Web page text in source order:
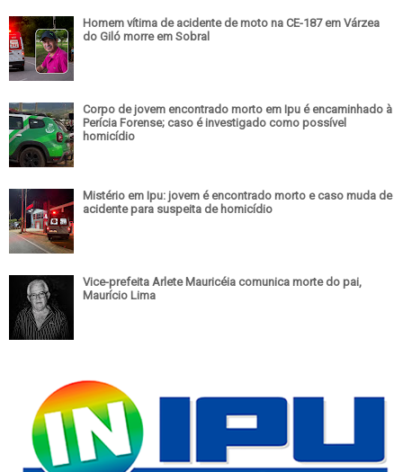
Homem vítima de acidente de moto na CE-187 em Várzea
do Giló morre em Sobral
Corpo de jovem encontrado morto em Ipu é encaminhado à
Perícia Forense; caso é investigado como possível
homicídio
Mistério em Ipu: jovem é encontrado morto e caso muda de
acidente para suspeita de homicídio
Vice-prefeita Arlete Mauricéia comunica morte do pai,
Maurício Lima